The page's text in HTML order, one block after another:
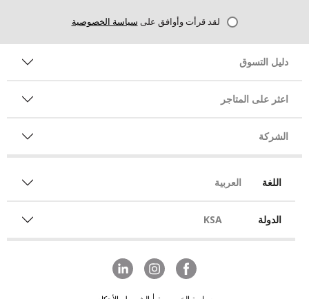
لقد قرأت وأوافق على سياسة الخصوصية
دليل التسوق
اعثر على المتاجر
الشركة
اللغة العربية
الدولة KSA